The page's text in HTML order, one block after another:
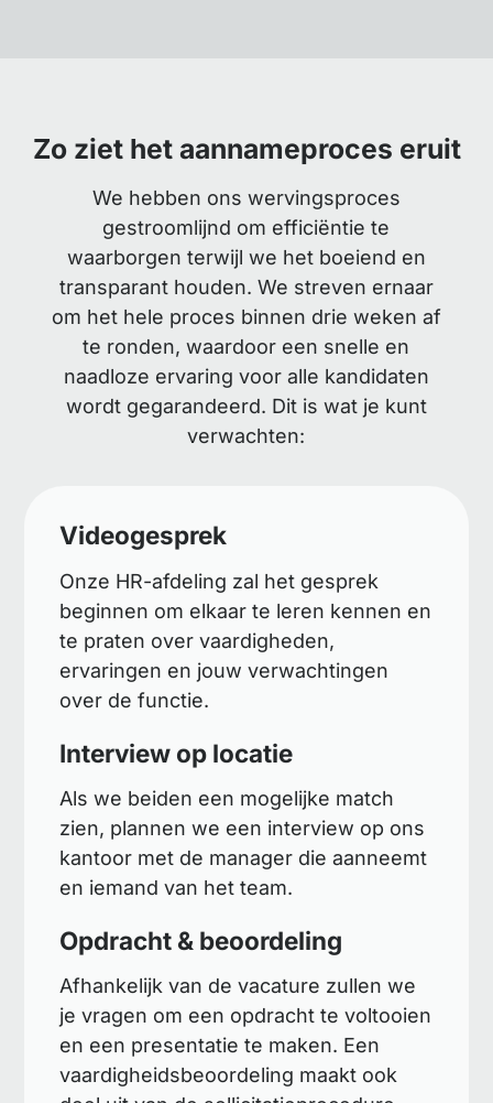
Zo ziet het aannameproces eruit
We hebben ons wervingsproces
gestroomlijnd om efficiëntie te
waarborgen terwijl we het boeiend en
transparant houden. We streven ernaar
om het hele proces binnen drie weken af
te ronden, waardoor een snelle en
naadloze ervaring voor alle kandidaten
wordt gegarandeerd. Dit is wat je kunt
verwachten:
Videogesprek
Onze HR-afdeling zal het gesprek
beginnen om elkaar te leren kennen en
te praten over vaardigheden,
ervaringen en jouw verwachtingen
over de functie.
Interview op locatie
Als we beiden een mogelijke match
zien, plannen we een interview op ons
kantoor met de manager die aanneemt
en iemand van het team.
Opdracht & beoordeling
Afhankelijk van de vacature zullen we
je vragen om een opdracht te voltooien
en een presentatie te maken. Een
vaardigheidsbeoordeling maakt ook